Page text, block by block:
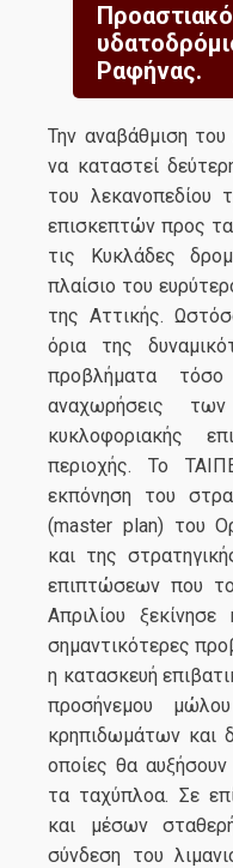
Ραφήνας.
Την αναβάθμιση
να καταστεί
του λεκανοπεδίου
επισκεπτών προς τα
τις Κυκλάδες
πλαίσιο του
της Αττικής.
όρια της
προβλήματα
αναχωρήσεις
κυκλοφοριακής
περιοχής. Το
εκπόνηση του
(master plan) του
και της
επιπτώσεων που
Απριλίου
σημαντικότερες
η κατασκευή
προσήνεμου
κρηπιδωμάτων και
οποίες θα αυξήσουν
τα ταχύπλοα. Σε
και μέσων
σύνδεση του